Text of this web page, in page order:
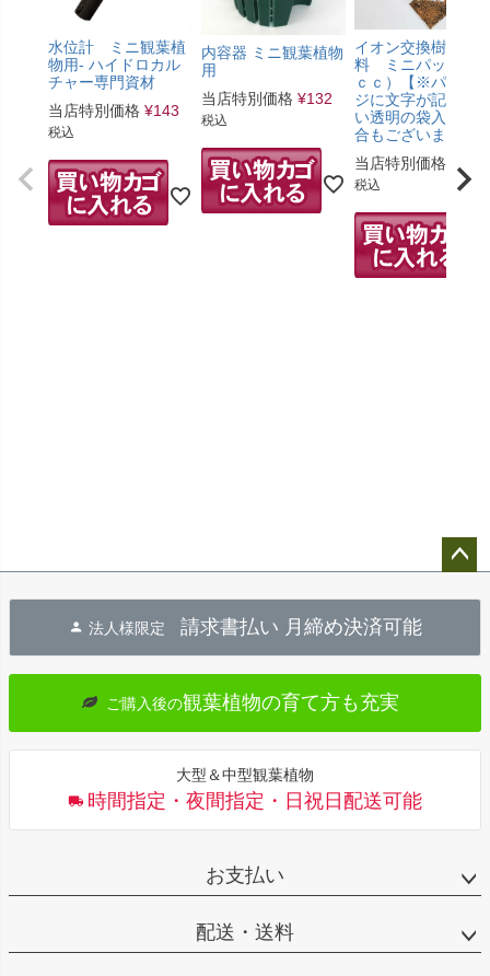
水位計 ミニ観葉植
物用- ハイドロカル
チャー専門資材
当店特別価格 ¥143
税込
内容器 ミニ観葉植物
用
当店特別価格 ¥132
税込
イオン交換樹脂肥
料 ミニパック（5
ｃｃ）【※パッケ
ジに文字が記載の
い透明の袋入りの
合もございます。
当店特別価格
税込
へ
法人様限定 請求書払い 月締め決済可能
ご購入後の観葉植物の育て方も充実
大型＆中型観葉植物
時間指定・夜間指定・日祝日配送可能
お支払い
配送・送料